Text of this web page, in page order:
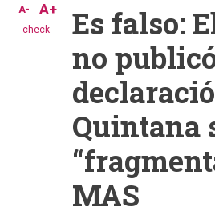
check
A- A+
Es falso:
no
Quintana
MAS